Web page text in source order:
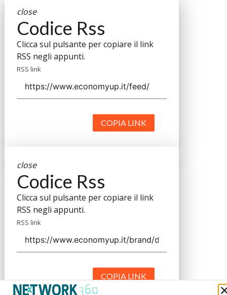
close
Codice Rss
Clicca sul pulsante per copiare il link
RSS negli appunti.
RSS link
COPIA LINK
close
Codice Rss
Clicca sul pulsante per copiare il link
RSS negli appunti.
RSS link
COPIA LINK